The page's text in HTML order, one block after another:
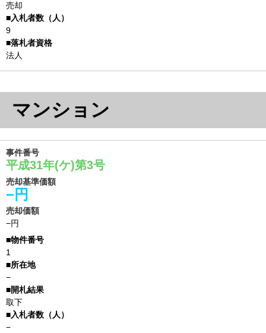
売却
9
法人
マンション
事件番号
平成31年(ケ)第3号
売却基準価額
−円
売却価額
−円
1
−
取下
−